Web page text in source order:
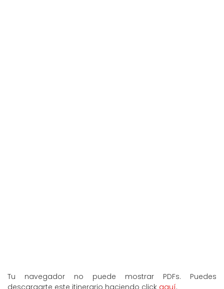
Tu navegador no puede mostrar PDFs. Puedes
descargarte este itinerario haciendo click aquí.